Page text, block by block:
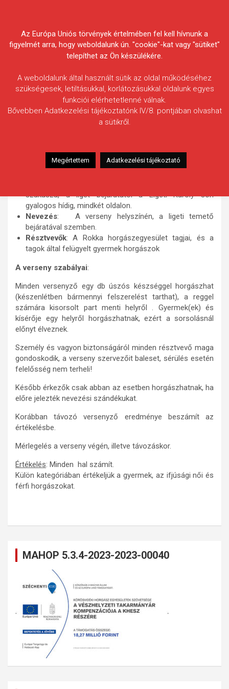
Egyesületek Szövetsége
Rokka Horgászegyesület 2021.
évi kishal fogó versenyének
Verseny időpontja
: 2021.05.22 07.00 – 2021.05.22
szakasza, a liget bejáratától a Ligeti Károly sori
gyalogos hídig, mindkét oldalon.
Nevezés: A verseny helyszínén, a ligeti temető
bejáratával szemben.
Résztvevők: A Rokka horgászegyesület tagjai, és a
tagok által felügyelt gyermek horgászok
A verseny szabályai:
Minden versenyző egy db úszós készséggel horgászhat
(készenlétben bármennyi felszerelést tarthat), a reggel
számára kisorsolt part menti helyről . Gyermek(ek) és
kísérője egy helyről horgászhatnak, ezért a sorsolásnál
előnyt élveznek.
Személy és vagyon biztonságáról minden résztvevő maga
gondoskodik, a verseny szervezőit baleset, sérülés esetén
felelősség nem terheli!
Később érkezők csak abban az esetben horgászhatnak, ha
előre jelezték nevezési szándékukat.
Korábban távozó versenyző eredménye beszámít az
értékelésbe.
Mérlegelés a verseny végén, illetve távozáskor.
Értékelés: Minden hal számít.
Külön kategóriában értékeljük a gyermek, az ifjúsági női és
férfi horgászokat.
MAHOP 5.3.4-2023-2023-00040
Az Európa Uniós törvények értelmében fel kell hívnunk a
figyelmét arra, hogy weboldalunk ún. "cookie"-kat vagy "sütiket"
telepíthet az Ön készülékére.
A weboldalunk által használt sütik az oldal működéséhez
szükségesek, letiltásukkal, korlátozásukkal oldalunk egyes
funkciói elérhetetlenné válnak.
Bővebben Adatkezelési tájékoztatónk IV/8. pontjában olvashat
a sütikről.
Megértettem Adatkezelési tájékoztató